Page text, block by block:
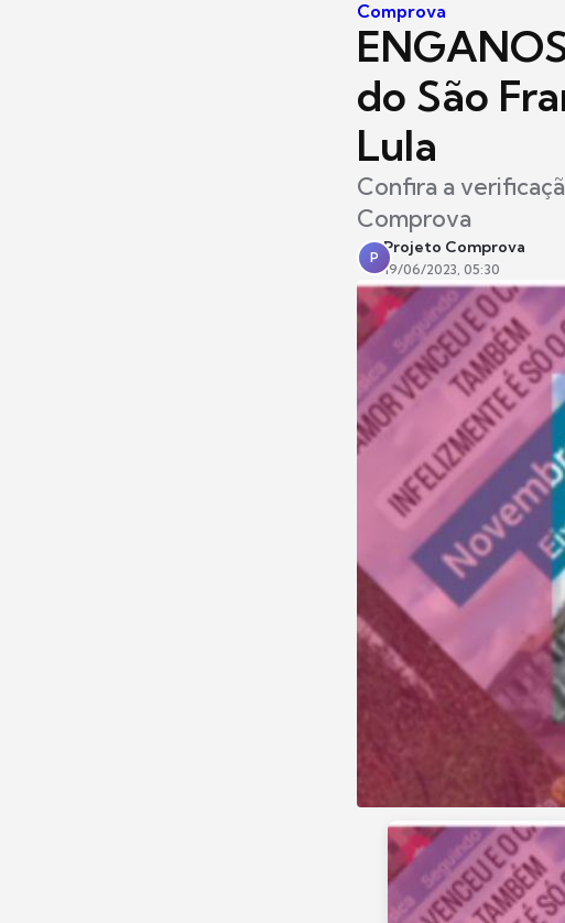
Comprova
do São
Lula
Confira a
Comprova
P
Projeto Comprova
19/06/2023, 05:30